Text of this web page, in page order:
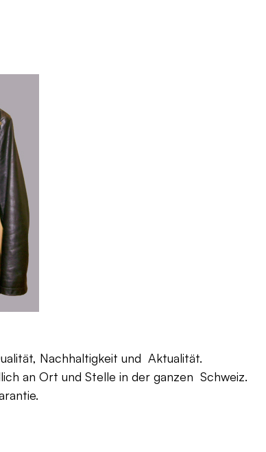
Nachhaltigkeit und Aktualität.
an Ort und Stelle in der ganzen Schweiz.